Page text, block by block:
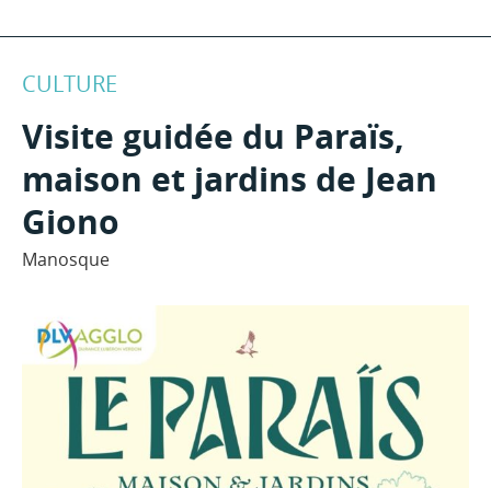
CULTURE
Visite guidée du Paraïs,
maison et jardins de Jean
Giono
Manosque